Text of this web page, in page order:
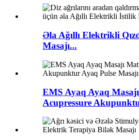
Əla Ağıllı Elektrikli
Masajı...
EMS Ayaq Ayaq
Acupressure